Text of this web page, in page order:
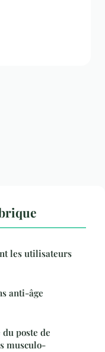
les utilisateurs
anti-âge
poste de
musculo-